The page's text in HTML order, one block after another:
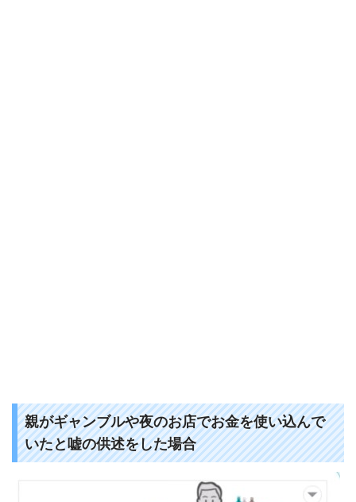
親がギャンブルや夜のお店でお金を使い込んで
いたと嘘の供述をした場合